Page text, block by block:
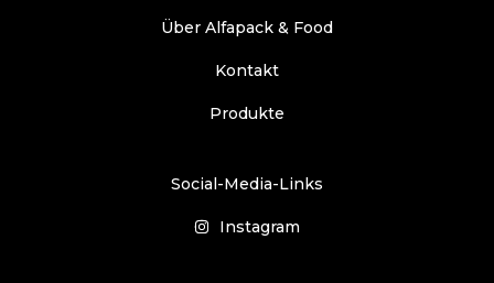
Über Alfapack & Food
Kontakt
Produkte
Social-Media-Links
Instagram